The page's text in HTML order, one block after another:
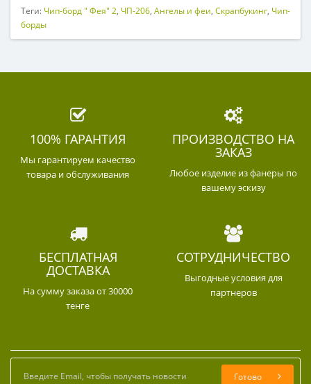
Теги: Чип-борд " Фея" 2, ЧП-206, Ангелы и феи, Скрапбукинг, Чип-
борды
100% ГАРАНТИЯ
Мы гарантируем качество
товара и обслуживания
ПРОИЗВОДСТВО НА
ЗАКАЗ
Любое изделие из фанеры по
вашему эскизу
БЕСПЛАТНАЯ
ДОСТАВКА
На сумму заказа от 30000
тенге
СОТРУДНИЧЕСТВО
Выгодные условия для
партнеров
Готово